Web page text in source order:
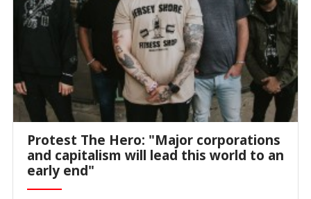
Protest The Hero: "Major corporations
and capitalism will lead this world to an
early end"